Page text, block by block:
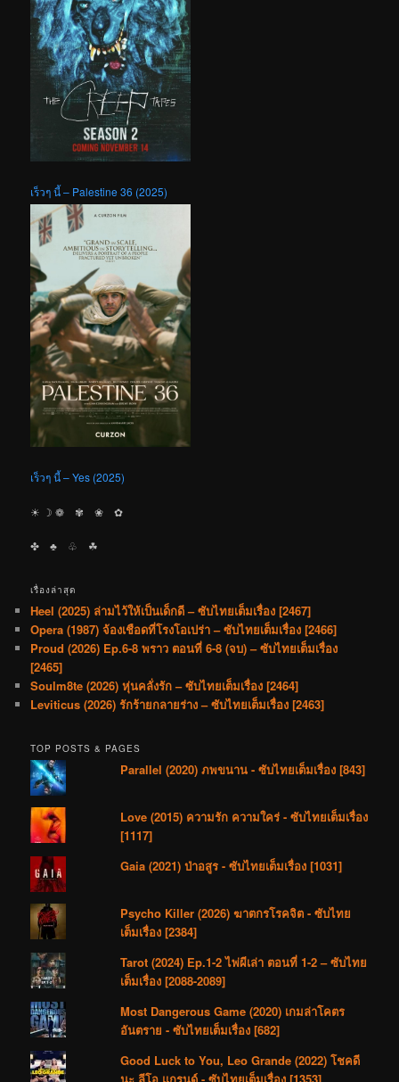
เร็วๆ นี้ – Palestine 36 (2025)
เร็วๆ นี้ – Yes (2025)
☀︎ ☽ ❁ ✾ ❀ ✿
✤ ♣︎ ♧ ☘︎
เรื่องล่าสุด
Heel (2025) ล่ามไว้ให้เป็นเด็กดี – ซับไทยเต็มเรื่อง [2467]
Opera (1987) จ้องเชือดที่โรงโอเปร่า – ซับไทยเต็มเรื่อง [2466]
Proud (2026) Ep.6-8 พราว ตอนที่ 6-8 (จบ) – ซับไทยเต็มเรื่อง
[2465]
Soulm8te (2026) หุ่นคลั่งรัก – ซับไทยเต็มเรื่อง [2464]
Leviticus (2026) รักร้ายกลายร่าง – ซับไทยเต็มเรื่อง [2463]
TOP POSTS & PAGES
Parallel (2020) ภพขนาน - ซับไทยเต็มเรื่อง [843]
Love (2015) ความรัก ความใคร่ - ซับไทยเต็มเรื่อง
[1117]
Gaia (2021) ป่าอสูร - ซับไทยเต็มเรื่อง [1031]
Psycho Killer (2026) ฆาตกรโรคจิต - ซับไทย
เต็มเรื่อง [2384]
Tarot (2024) Ep.1-2 ไพ่ผีเล่า ตอนที่ 1-2 – ซับไทย
เต็มเรื่อง [2088-2089]
Most Dangerous Game (2020) เกมล่าโคตร
อันตราย - ซับไทยเต็มเรื่อง [682]
Good Luck to You, Leo Grande (2022) โชคดี